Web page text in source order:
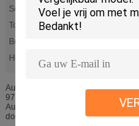
Service:
OEM / ODM
Toepassing:
HYUNDAI KIA
Bedrijfs type:
Hoog licht:
de vervanging van de airconditionerfilter
Autoac Filter 97133-2E210
971332E200BR voor Hyundai
Automodel Hyundai Artikelnummer
document ...